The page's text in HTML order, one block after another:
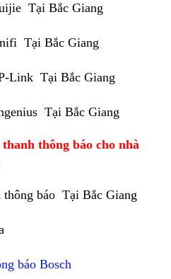
Tại Bắc Giang
Tại Bắc Giang
Link Tại Bắc Giang
Tại Bắc Giang
thông báo cho nhà
thông báo Tại Bắc Giang
báo Bosch